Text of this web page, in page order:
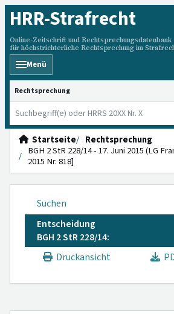
HRR-Strafrecht
Online-Zeitschrift und Rechtsprechungsdatenbank
für höchstrichterliche Rechtsprechung im
Menü
HRRS durchsuchen
Startseite
Rechtsprechung
BGH 2 StR 228/14 - 17. Juni 2015 (LG
2015 Nr. 818]
Suchen
Entscheidung
BGH 2 StR 228/14:
Druckansicht